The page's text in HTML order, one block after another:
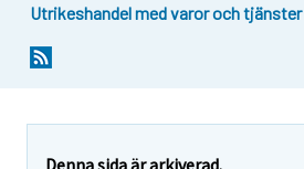
Utrikeshandel med varor och tjänster